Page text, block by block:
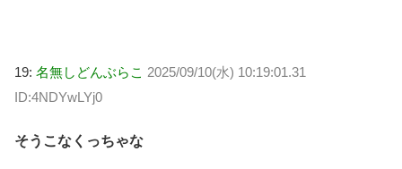
19: 名無しどんぶらこ 2025/09/10(水) 10:19:01.31
ID:4NDYwLYj0
そうこなくっちゃな